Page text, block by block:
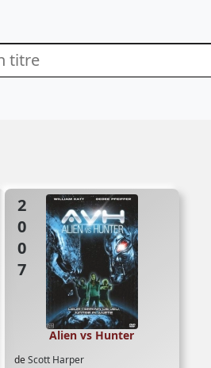
2007
deScott Harper
Alien vs Hunter